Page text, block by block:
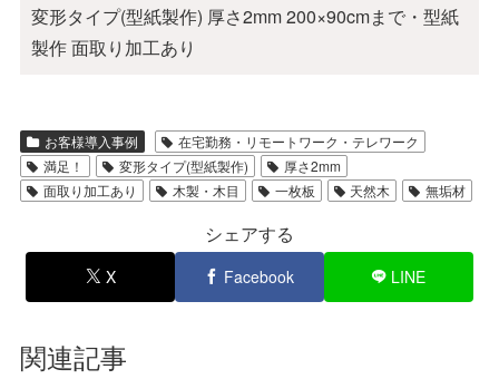
変形タイプ(型紙製作) 厚さ2mm 200×90cmまで・型紙
製作 面取り加工あり
お客様導入事例
在宅勤務・リモートワーク・テレワーク
満足！
変形タイプ(型紙製作)
厚さ2mm
面取り加工あり
木製・木目 一枚板 天然木 無垢材
シェアする
X Facebook LINE
関連記事